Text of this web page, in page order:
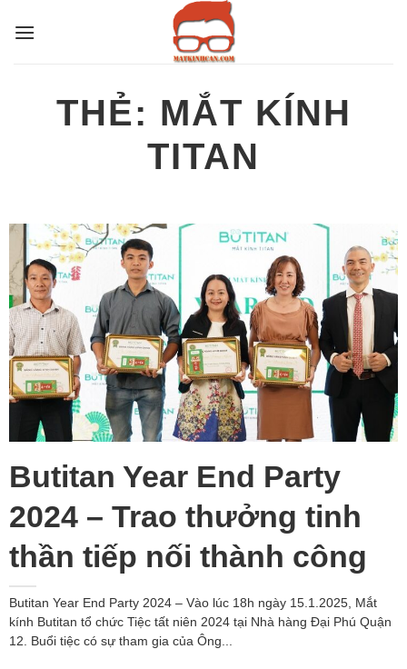
qua
THẺ: MẮT KÍNH
TITAN
Butitan Year End Party
2024 – Trao thưởng tinh
thần tiếp nối thành công
Butitan Year End Party 2024 – Vào lúc 18h ngày 15.1.2025, Mắt
kính Butitan tổ chức Tiệc tất niên 2024 tại Nhà hàng Đại Phú Quận
12. Buổi tiệc có sự tham gia của Ông...